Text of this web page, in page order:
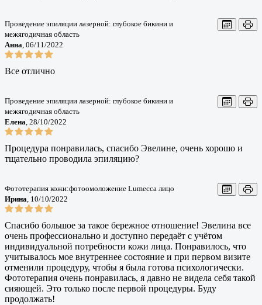
Проведение эпиляции лазерной: глубокое бикини и
межягодичная область
Анна, 06/11/2022
Все отлично
Проведение эпиляции лазерной: глубокое бикини и
межягодичная область
Елена, 28/10/2022
Процедура понравилась, спасибо Эвелине, очень хорошо и
тщательно проводила эпиляцию?
Фототерапия кожи:фотоомоложение Lumecca лицо
Ирина, 10/10/2022
Спасибо большое за такое бережное отношение! Эвелина все
очень профессионально и доступно передаёт с учётом
индивидуальной потребности кожи лица. Понравилось, что
учитывалось мое внутреннее состояние и при первом визите
отменили процедуру, чтобы я была готова психологически.
Фототерапия очень понравилась, я давно не видела себя такой
сияющей. Это только после первой процедуры. Буду
продолжать!